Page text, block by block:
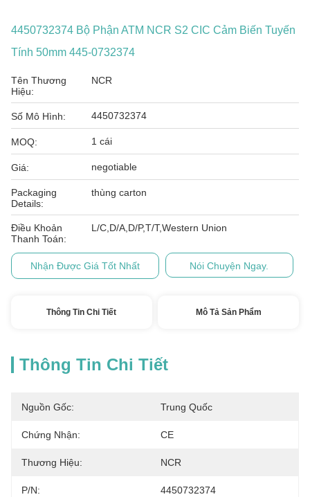
4450732374 Bộ Phận ATM NCR S2 CIC Cảm Biến Tuyến
Tính 50mm 445-0732374
Tên Thương
Hiệu:
NCR
Số Mô Hình: 4450732374
MOQ: 1 cái
Giá: negotiable
Packaging
Details:
thùng carton
Điều Khoản
Thanh Toán:
L/C,D/A,D/P,T/T,Western Union
Nhận Được Giá Tốt Nhất Nói Chuyện Ngay.
Thông Tin Chi Tiết Mô Tả Sản Phẩm
Thông Tin Chi Tiết
Nguồn Gốc: Trung Quốc
Chứng Nhận: CE
Thương Hiệu: NCR
P/N: 4450732374